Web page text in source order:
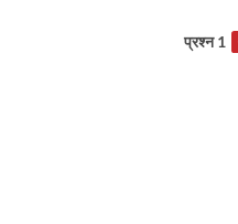
प्रश्न 1